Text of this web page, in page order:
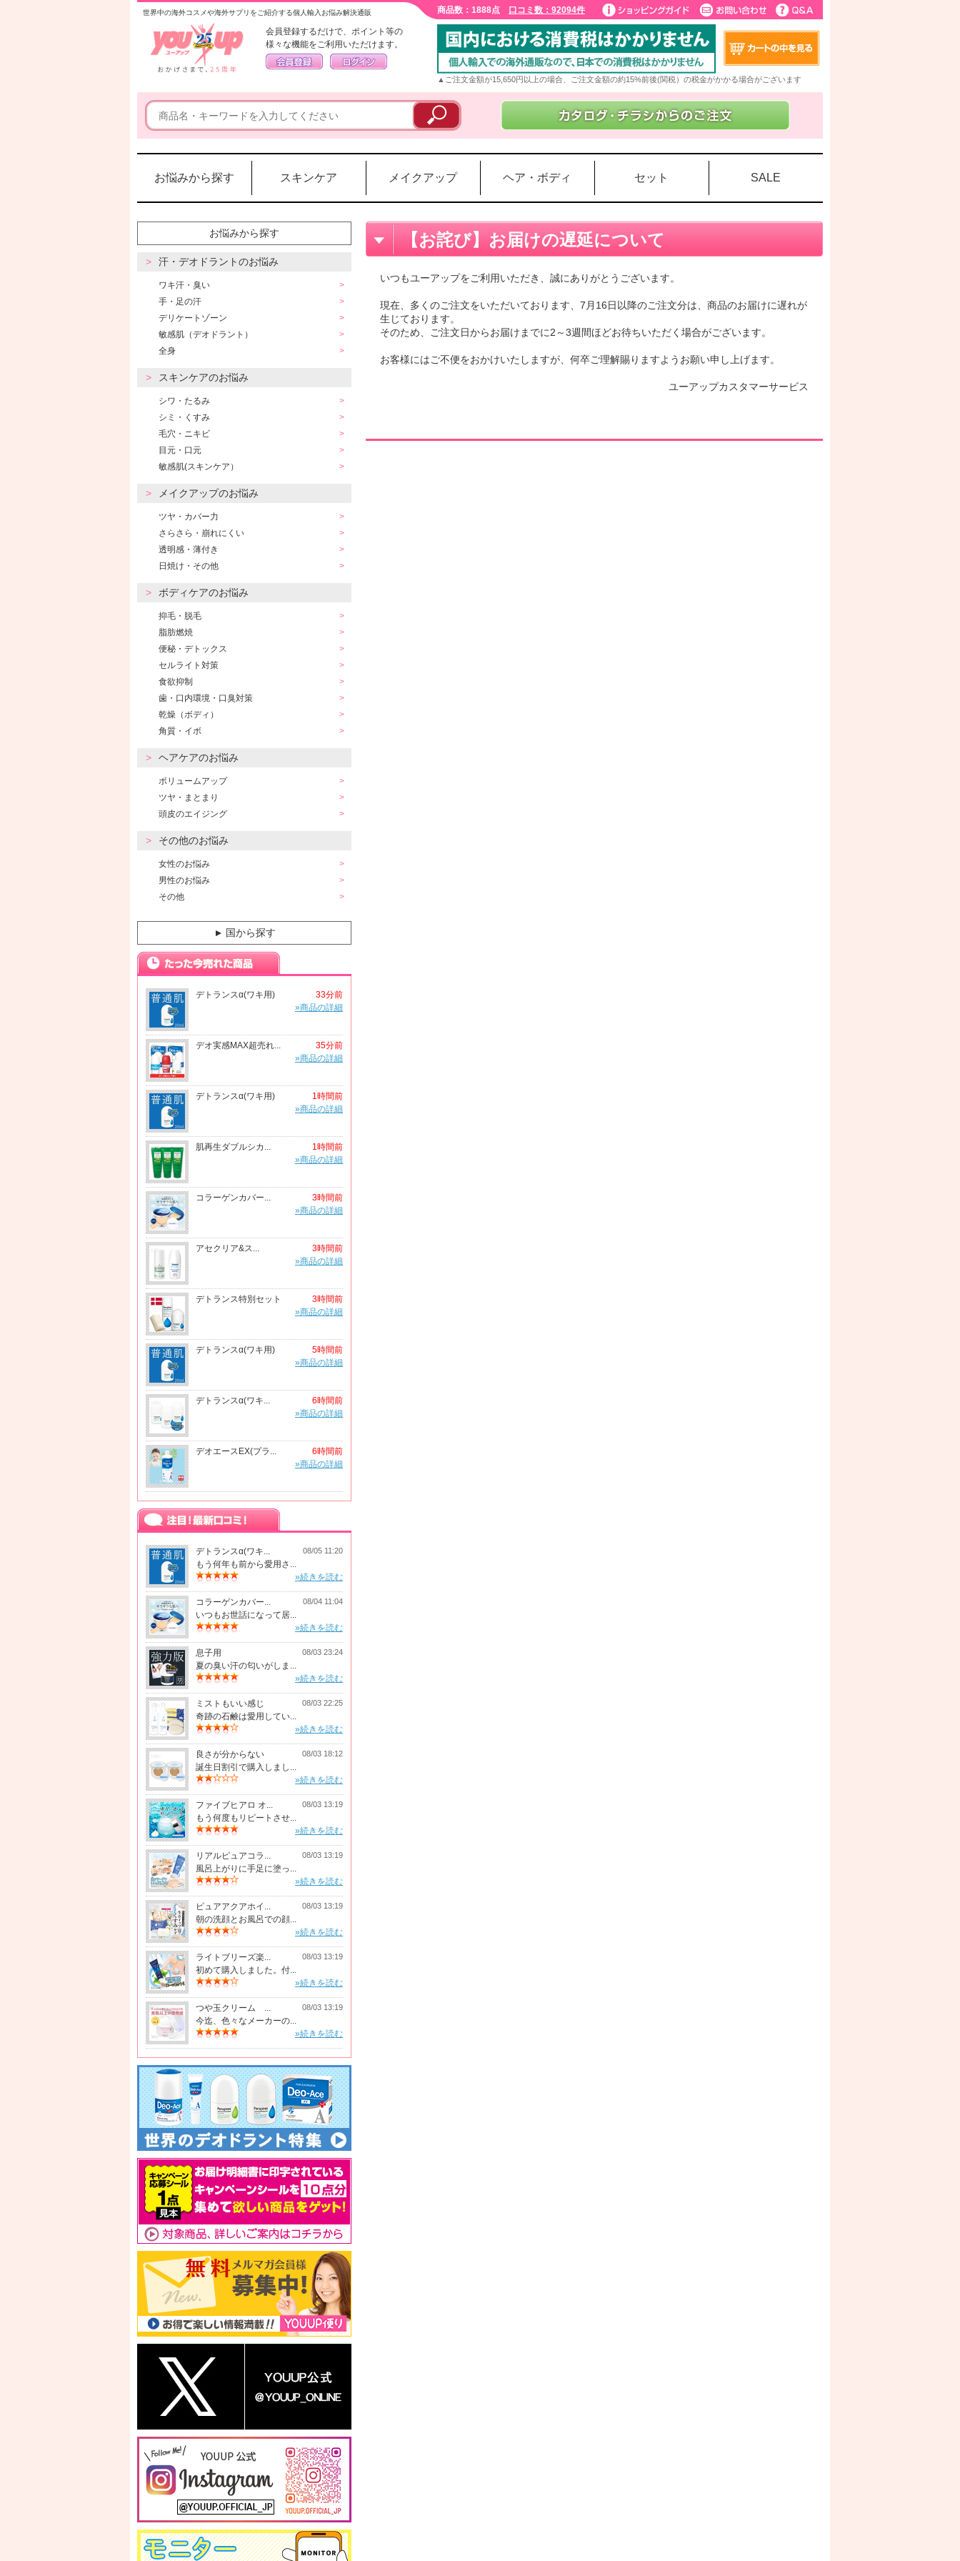
世界中の海外コスメや海外サプリをご紹介する個人輸入お悩み解決通販 商品数：1888点 口コミ数：92094件
会員登録するだけで、ポイント等の
様々な機能をご利用いただけます。
▲ご注文金額が15,650円以上の場合、ご注文金額の約15%前後(関税）の税金がかかる場合がございます
お悩みから探す スキンケア メイクアップ ヘア・ボディ セット SALE
お悩みから探す
汗・デオドラントのお悩み
ワキ汗・臭い
手・足の汗
デリケートゾーン
敏感肌（デオドラント）
全身
スキンケアのお悩み
シワ・たるみ
シミ・くすみ
毛穴・ニキビ
目元・口元
敏感肌(スキンケア）
メイクアップのお悩み
ツヤ・カバー力
さらさら・崩れにくい
透明感・薄付き
日焼け・その他
ボディケアのお悩み
抑毛・脱毛
脂肪燃焼
便秘・デトックス
セルライト対策
食欲抑制
歯・口内環境・口臭対策
乾燥（ボディ）
角質・イボ
ヘアケアのお悩み
ボリュームアップ
ツヤ・まとまり
頭皮のエイジング
その他のお悩み
女性のお悩み
男性のお悩み
その他
▼ 国から探す
デトランスα(ワキ用)
33分前
»商品の詳細
デオ実感MAX超売れ...
35分前
»商品の詳細
デトランスα(ワキ用)
1時間前
»商品の詳細
肌再生ダブルシカ...
1時間前
»商品の詳細
コラーゲンカバー...
3時間前
»商品の詳細
アセクリア&ス...
3時間前
»商品の詳細
デトランス特別セット
3時間前
»商品の詳細
デトランスα(ワキ用)
5時間前
»商品の詳細
デトランスα(ワキ...
6時間前
»商品の詳細
デオエースEX(プラ...
6時間前
»商品の詳細
デトランスα(ワキ... 08/05 11:20
もう何年も前から愛用さ...
»続きを読む
コラーゲンカバー... 08/04 11:04
いつもお世話になって居...
»続きを読む
息子用 08/03 23:24
夏の臭い汗の匂いがしま...
»続きを読む
ミストもいい感じ 08/03 22:25
奇跡の石鹸は愛用してい...
»続きを読む
良さが分からない 08/03 18:12
誕生日割引で購入しまし...
»続きを読む
ファイブヒアロ オ... 08/03 13:19
もう何度もリピートさせ...
»続きを読む
リアルピュアコラ... 08/03 13:19
風呂上がりに手足に塗っ...
»続きを読む
ピュアアクアホイ... 08/03 13:19
朝の洗顔とお風呂での顔...
»続きを読む
ライトブリーズ楽... 08/03 13:19
初めて購入しました。付...
»続きを読む
つや玉クリーム ... 08/03 13:19
今迄、色々なメーカーの...
»続きを読む
【お詫び】お届けの遅延について
いつもユーアップをご利用いただき、誠にありがとうございます。
現在、多くのご注文をいただいております、7月16日以降のご注文分は、商品のお届けに遅れが
生じております。
そのため、ご注文日からお届けまでに2～3週間ほどお待ちいただく場合がございます。
お客様にはご不便をおかけいたしますが、何卒ご理解賜りますようお願い申し上げます。
ユーアップカスタマーサービス